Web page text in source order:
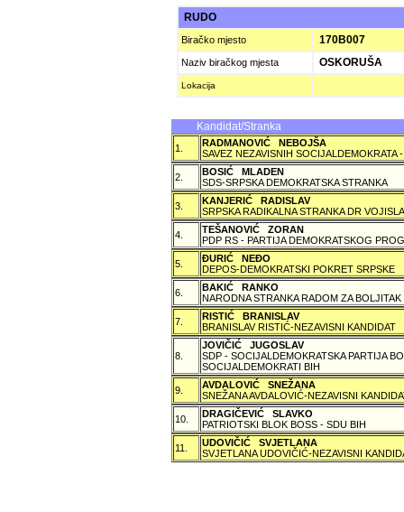
RUDO
Biračko mjesto 170B007
Naziv biračkog mjesta OSKORUŠA
Lokacija
Kandidat/Stranka
1.
RADMANOVIĆ NEBOJŠA
SAVEZ NEZAVISNIH SOCIJALDEMOKRATA
2.
BOSIĆ MLADEN
SDS-SRPSKA DEMOKRATSKA STRANKA
3.
KANJERIĆ RADISLAV
SRPSKA RADIKALNA STRANKA DR
4.
TEŠANOVIĆ ZORAN
PDP RS - PARTIJA DEMOKRATSKOG
5.
ÐURIĆ NEÐO
DEPOS-DEMOKRATSKI POKRET SRPSKE
6.
BAKIĆ RANKO
NARODNA STRANKA RADOM ZA BOLJITAK
7.
RISTIĆ BRANISLAV
BRANISLAV RISTIĆ-NEZAVISNI KANDIDAT
8.
JOVIČIĆ JUGOSLAV
SDP - SOCIJALDEMOKRATSKA PARTIJA
SOCIJALDEMOKRATI BIH
9.
AVDALOVIĆ SNEŽANA
SNEŽANA AVDALOVIĆ-NEZAVISNI
10.
DRAGIČEVIĆ SLAVKO
PATRIOTSKI BLOK BOSS - SDU BIH
11.
UDOVIČIĆ SVJETLANA
SVJETLANA UDOVIČIĆ-NEZAVISNI